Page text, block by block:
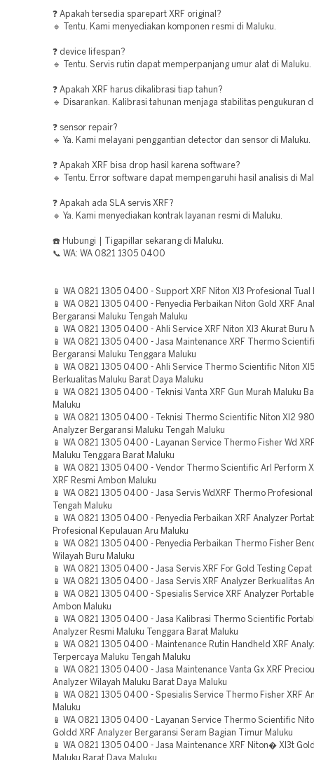
❓ Apakah tersedia sparepart XRF original?
🔹 Tentu. Kami menyediakan komponen resmi di Maluku.
❓ device lifespan?
🔹 Tentu. Servis rutin dapat memperpanjang umur alat di Maluku.
❓ Apakah XRF harus dikalibrasi tiap tahun?
🔹 Disarankan. Kalibrasi tahunan menjaga stabilitas pengukuran
❓ sensor repair?
🔹 Ya. Kami melayani penggantian detector dan sensor di Maluku.
❓ Apakah XRF bisa drop hasil karena software?
🔹 Tentu. Error software dapat mempengaruhi hasil analisis di
❓ Apakah ada SLA servis XRF?
🔹 Ya. Kami menyediakan kontrak layanan resmi di Maluku.
☎️ Hubungi | Tigapillar sekarang di Maluku.
📞 WA: WA 0821 1305 0400
📱 WA 0821 1305 0400 - Support XRF Niton Xl3 Profesional Tual
📱 WA 0821 1305 0400 - Penyedia Perbaikan Niton Gold XRF
Bergaransi Maluku Tengah Maluku
📱 WA 0821 1305 0400 - Ahli Service XRF Niton Xl3 Akurat Buru
📱 WA 0821 1305 0400 - Jasa Maintenance XRF Thermo
Bergaransi Maluku Tenggara Maluku
📱 WA 0821 1305 0400 - Ahli Service Thermo Scientific Niton
Berkualitas Maluku Barat Daya Maluku
📱 WA 0821 1305 0400 - Teknisi Vanta XRF Gun Murah Maluku
Maluku
📱 WA 0821 1305 0400 - Teknisi Thermo Scientific Niton Xl2
Analyzer Bergaransi Maluku Tengah Maluku
📱 WA 0821 1305 0400 - Layanan Service Thermo Fisher Wd
Maluku Tenggara Barat Maluku
📱 WA 0821 1305 0400 - Vendor Thermo Scientific Arl Perform
XRF Resmi Ambon Maluku
📱 WA 0821 1305 0400 - Jasa Servis WdXRF Thermo Profesional
Tengah Maluku
📱 WA 0821 1305 0400 - Penyedia Perbaikan XRF Analyzer
Profesional Kepulauan Aru Maluku
📱 WA 0821 1305 0400 - Penyedia Perbaikan Thermo Fisher
Wilayah Buru Maluku
📱 WA 0821 1305 0400 - Jasa Servis XRF For Gold Testing Cepat
📱 WA 0821 1305 0400 - Jasa Servis XRF Analyzer Berkualitas
📱 WA 0821 1305 0400 - Spesialis Service XRF Analyzer
Ambon Maluku
📱 WA 0821 1305 0400 - Jasa Kalibrasi Thermo Scientific
Analyzer Resmi Maluku Tenggara Barat Maluku
📱 WA 0821 1305 0400 - Maintenance Rutin Handheld XRF
Terpercaya Maluku Tengah Maluku
📱 WA 0821 1305 0400 - Jasa Maintenance Vanta Gx XRF
Analyzer Wilayah Maluku Barat Daya Maluku
📱 WA 0821 1305 0400 - Spesialis Service Thermo Fisher XRF
Maluku
📱 WA 0821 1305 0400 - Layanan Service Thermo Scientific
Goldd XRF Analyzer Bergaransi Seram Bagian Timur Maluku
📱 WA 0821 1305 0400 - Jasa Maintenance XRF Niton� Xl3t
Maluku Barat Daya Maluku